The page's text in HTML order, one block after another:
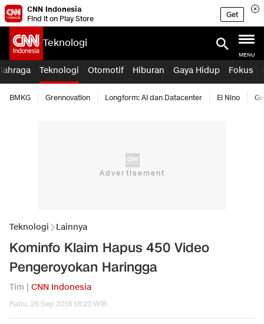
CNN Indonesia
Find it on Play Store
Get
Teknologi
MENU
Teknologi Otomotif Hiburan Gaya Hidup Fokus
BMKG Grennovation Longform: AI dan Datacenter El Nino
Teknologi Lainnya
Kominfo Klaim Hapus 450 Video
Pengeroyokan Haringga
Tim | CNN Indonesia
Rabu, 26 Sep 2018 18:23 WIB